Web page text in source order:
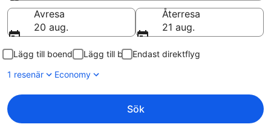
Till
Avresa
20 aug.
Återresa
21 aug.
Lägg till boende Lägg till bil
Endast direktflyg
1 resenär
Economy
Sök